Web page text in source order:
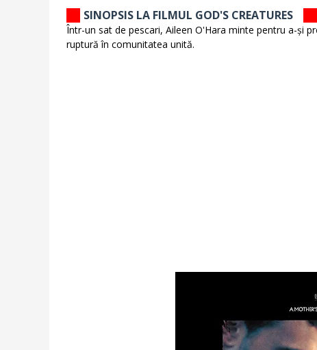
SINOPSIS LA FILMUL GOD'S CREATURES
Într-un sat de pescari, Aileen O'Hara minte pentru a-și
ruptură în comunitatea unită.